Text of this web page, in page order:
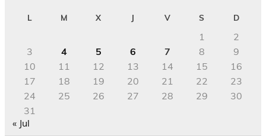
L M X J V S D
1
2
3
4 5 6 7 8
9
10
11 12 13 14 15
16
17
18 19 20 21 22
23
24
25 26 27 28 29
30
31
« Jul